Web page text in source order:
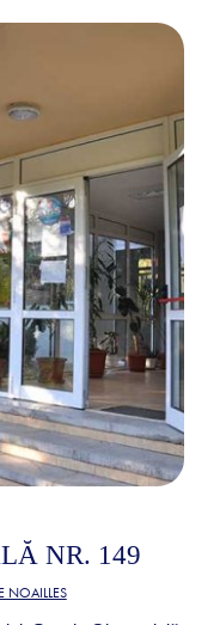
NR. 149
NOAILLES